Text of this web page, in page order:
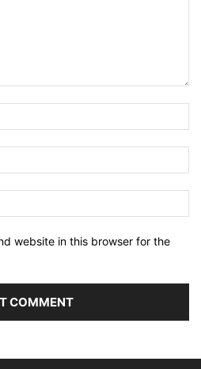
website in this browser for the